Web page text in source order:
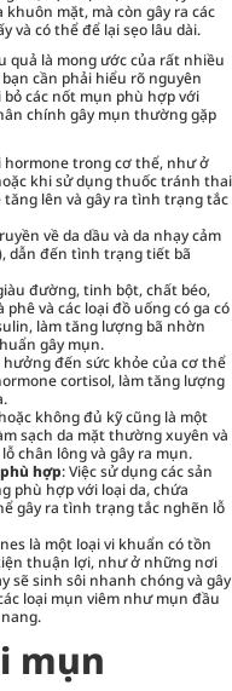
mặt, mà còn gây ra các
và có thể để lại sẹo lâu dài.
quả là mong ước của rất nhiều
cần phải hiểu rõ nguyên
các nốt mụn phù hợp với
chính gây mụn thường gặp
hormone trong cơ thể, như ở
khi sử dụng thuốc tránh thai
lên và gây ra tình trạng tắc
về da dầu và da nhạy cảm
dẫn đến tình trạng tiết bã
đường, tinh bột, chất béo,
và các loại đồ uống có ga có
làm tăng lượng bã nhờn
gây mụn.
đến sức khỏe của cơ thể
cortisol, làm tăng lượng
không đủ kỹ cũng là một
sạch da mặt thường xuyên và
chân lông và gây ra mụn.
hợp: Việc sử dụng các sản
phù hợp với loại da, chứa
gây ra tình trạng tắc nghẽn lỗ
là một loại vi khuẩn có tồn
thuận lợi, như ở những nơi
sẽ sinh sôi nhanh chóng và gây
loại mụn viêm như mụn đầu
mụn